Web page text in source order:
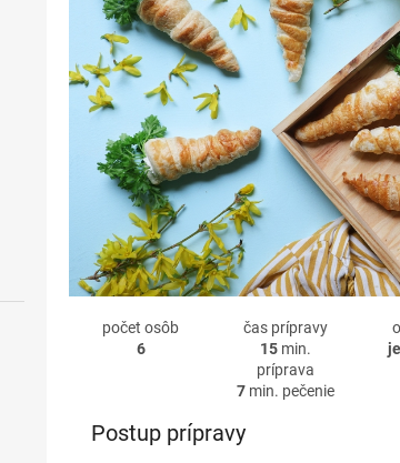
počet osôb
6
čas prípravy
15min.
príprava
7min. pečenie
Postup prípravy